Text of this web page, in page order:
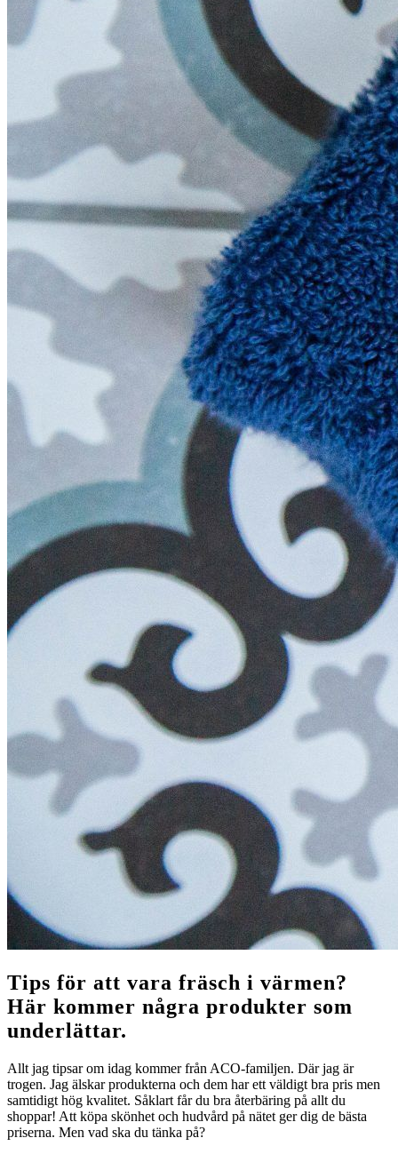
Tips för att vara fräsch i värmen?
Här kommer några produkter som
underlättar.
Allt jag tipsar om idag kommer från ACO-familjen. Där jag är
trogen. Jag älskar produkterna och dem har ett väldigt bra pris men
samtidigt hög kvalitet. Såklart får du bra återbäring på allt du
shoppar! Att köpa skönhet och hudvård på nätet ger dig de bästa
priserna. Men vad ska du tänka på?